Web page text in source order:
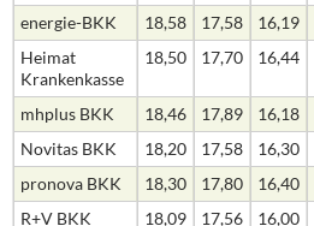
energie-BKK
18,58 17,58 16,19
Heimat
Krankenkasse
18,50 17,70 16,44
mhplus BKK 18,46 17,89 16,18
Novitas BKK
18,20 17,58 16,30
pronova BKK
18,30 17,80 16,40
R+V BKK
18,09 17,56 16,00